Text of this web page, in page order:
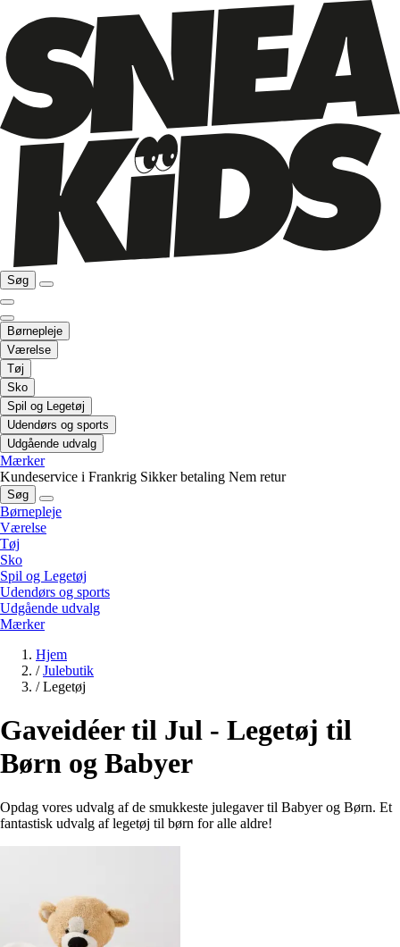
Søg
Børnepleje
Værelse
Tøj
Sko
Spil og Legetøj
Udendørs og sports
Udgående udvalg
Mærker
Kundeservice i Frankrig Sikker betaling Nem retur
Søg
Børnepleje
Værelse
Tøj
Sko
Spil og Legetøj
Udendørs og sports
Udgående udvalg
Mærker
Hjem
/ Julebutik
/ Legetøj
Gaveidéer til Jul - Legetøj til
Børn og Babyer
Opdag vores udvalg af de smukkeste julegaver til Babyer og Børn. Et
fantastisk udvalg af legetøj til børn for alle aldre!